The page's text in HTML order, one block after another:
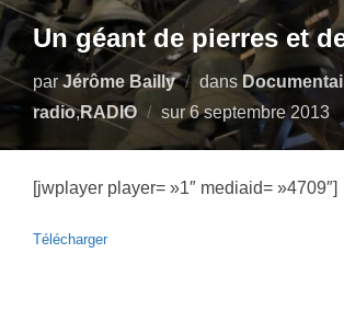
Un géant de pierres et
parJérôme Bailly dans
radio,RADIO sur Publié
le
6 septembre 2013
[jwplayer player= »1″ mediaid= »4709″]
Télécharger